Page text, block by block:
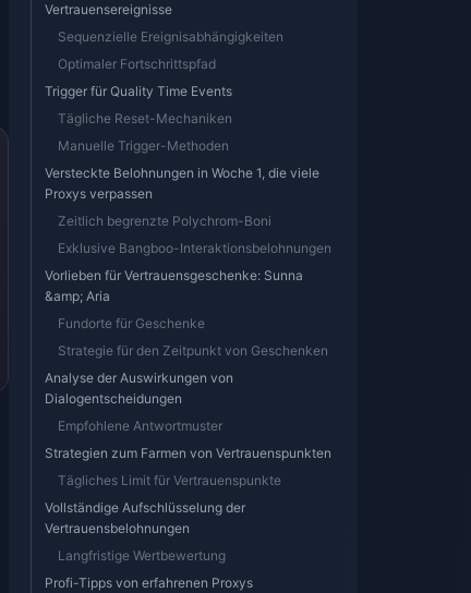
-17%
Express Supply
€ 3.76
€ 4.51
Jetzt kaufen
300 + 30 Oneiric
€ 4.51
Jetzt kaufen Jetzt kaufen
Vertrauensereignisse
Sequenzielle Ereignisabhängigkeiten
Optimaler Fortschrittspfad
Trigger für Quality Time Events
Tägliche Reset-Mechaniken
Manuelle Trigger-Methoden
Versteckte Belohnungen in Woche 1, die viele
Proxys verpassen
Zeitlich begrenzte Polychrom-Boni
Exklusive Bangboo-Interaktionsbelohnungen
Vorlieben für Vertrauensgeschenke: Sunna
&amp; Aria
Fundorte für Geschenke
Strategie für den Zeitpunkt von Geschenken
Analyse der Auswirkungen von
Dialogentscheidungen
Empfohlene Antwortmuster
Strategien zum Farmen von Vertrauenspunkten
Tägliches Limit für Vertrauenspunkte
Vollständige Aufschlüsselung der
Vertrauensbelohnungen
Langfristige Wertbewertung
Profi-Tipps von erfahrenen Proxys